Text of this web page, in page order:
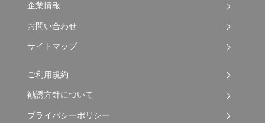
企業情報
お問い合わせ
サイトマップ
ご利用規約
勧誘方針について
プライバシーポリシー